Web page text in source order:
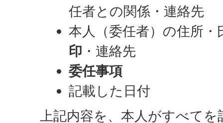
任者との関係・連絡先
本人（委任者）の住所・
印 ・連絡先
委任事項
記載した日付
上記内容を、本人がすべて